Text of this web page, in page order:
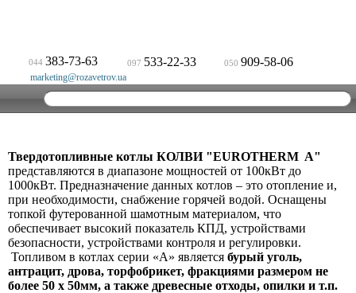
044 383-73-63 097 533-22-33 050 909-58-06
marketing@rozavetrov.ua
Твердотопливные котлы КОЛВИ "EUROTHERM A"
представляются в диапазоне мощностей от 100кВт до
1000кВт. Предназначение данных котлов – это отопление и,
при необходимости, снабжение горячей водой. Оснащены
топкой футерованной шамотным материалом, что
обеспечивает высокий показатель КПД, устройствами
безопасности, устройствами контроля и регулировки.
Топливом в котлах серии «А» является бурый уголь,
антрацит, дрова, торфобрикет, фракциями размером не
более 50 х 50мм, а также древесные отходы, опилки и т.п.